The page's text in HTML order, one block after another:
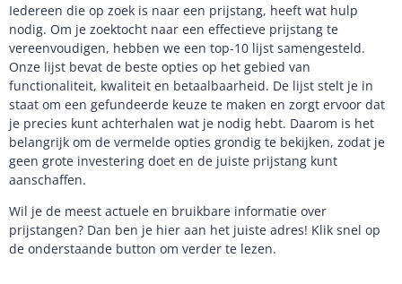
Iedereen die op zoek is naar een prijstang, heeft wat hulp
nodig. Om je zoektocht naar een effectieve prijstang te
vereenvoudigen, hebben we een top-10 lijst samengesteld.
Onze lijst bevat de beste opties op het gebied van
functionaliteit, kwaliteit en betaalbaarheid. De lijst stelt je in
staat om een gefundeerde keuze te maken en zorgt ervoor dat
je precies kunt achterhalen wat je nodig hebt. Daarom is het
belangrijk om de vermelde opties grondig te bekijken, zodat je
geen grote investering doet en de juiste prijstang kunt
aanschaffen.
Wil je de meest actuele en bruikbare informatie over
prijstangen? Dan ben je hier aan het juiste adres! Klik snel op
de onderstaande button om verder te lezen.